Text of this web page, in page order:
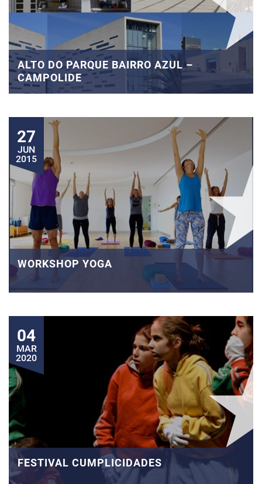
ALTO DO PARQUE BAIRRO AZUL –
CAMPOLIDE
27
JUN
2015
WORKSHOP YOGA
04
MAR
2020
FESTIVAL CUMPLICIDADES